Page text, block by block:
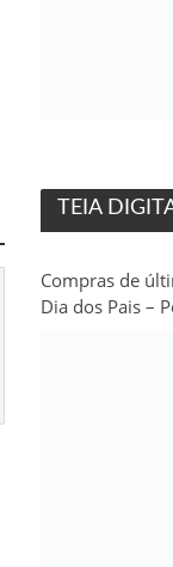
TEIA
Compras de